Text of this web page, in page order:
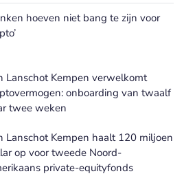
hoeven niet bang te zijn voor
Lanschot Kempen verwelkomt
onboarding van twaalf
twee weken
Lanschot Kempen haalt 120 miljoen
op voor tweede Noord-
private-equityfonds